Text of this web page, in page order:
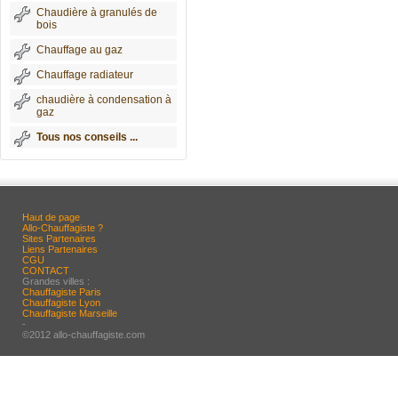
Chaudière à granulés de
bois
Chauffage au gaz
Chauffage radiateur
chaudière à condensation à
gaz
Tous nos conseils ...
Haut de page
Allo-Chauffagiste ?
Sites Partenaires
Liens Partenaires
CGU
CONTACT
Grandes villes :
Chauffagiste Paris
Chauffagiste Lyon
Chauffagiste Marseille
-
©2012 allo-chauffagiste.com